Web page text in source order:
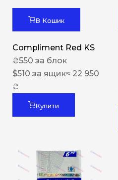
В Кошик
Compliment Red KS
₴550 за блок
$510 за ящик≈ 22 950
₴
Купити